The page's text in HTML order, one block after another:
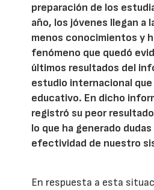
preparación de los
año, los jóvenes llegan a
menos conocimientos y
fenómeno que quedó
últimos resultados del
estudio internacional que
educativo. En dicho
registró su peor
lo que ha generado
efectividad de nuestro
En respuesta a esta